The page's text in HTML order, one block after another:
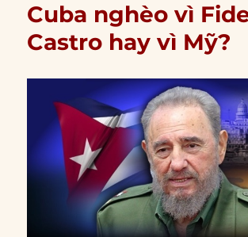
Cuba nghèo vì
Castro hay vì Mỹ?